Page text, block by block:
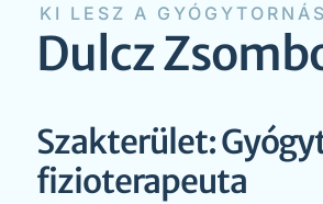
KI LESZ A
Dulcz
Szakterület:
fizioterapeuta